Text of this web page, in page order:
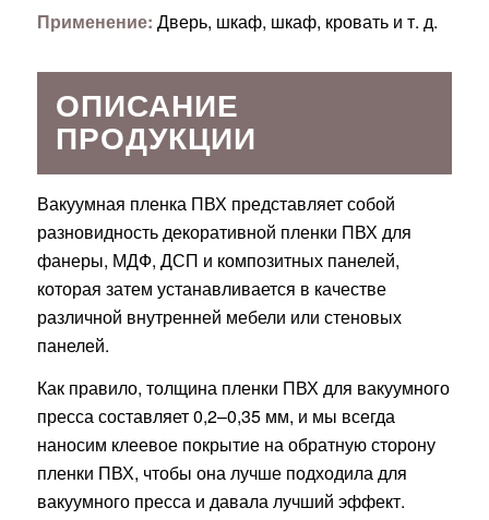
Применение: Дверь, шкаф, шкаф, кровать и т. д.
ОПИСАНИЕ
ПРОДУКЦИИ
Вакуумная пленка ПВХ представляет собой
разновидность декоративной пленки ПВХ для
фанеры, МДФ, ДСП и композитных панелей,
которая затем устанавливается в качестве
различной внутренней мебели или стеновых
панелей.
Как правило, толщина пленки ПВХ для вакуумного
пресса составляет 0,2–0,35 мм, и мы всегда
наносим клеевое покрытие на обратную сторону
пленки ПВХ, чтобы она лучше подходила для
вакуумного пресса и давала лучший эффект.